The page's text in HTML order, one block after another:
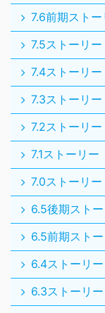
7.6前期ストー
7.5ストーリー
7.4ストーリー
7.3ストーリー
7.2ストーリー
7.1ストーリー
7.0ストーリー
6.5後期スト
6.5前期スト
6.4ストーリー
6.3ストーリー